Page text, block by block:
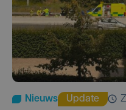
Nieuws Update